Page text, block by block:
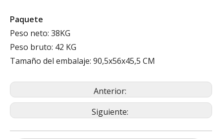
Paquete
Peso neto: 38KG
Peso bruto: 42 KG
Tamaño del embalaje: 90,5x56x45,5 CM
Anterior:
Siguiente: